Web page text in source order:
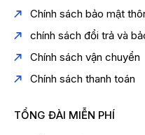
Chính sách bảo mật
chính sách đổi trả và
Chính sách vận chuyển
Chính sách thanh toán
TỔNG ĐÀI MIỄN PHÍ